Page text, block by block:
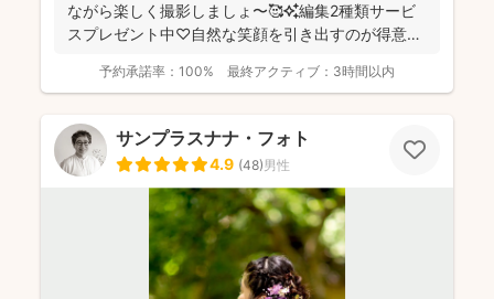
ながら楽しく撮影しましょ〜🥰✨編集2種類サービ
スプレゼント中♡自然な笑顔を引き出すのが得意な
予約承諾率： 100% 最終アクティブ： 3時間以内
サンプラスナナ・フォト
4.9 (48)男性